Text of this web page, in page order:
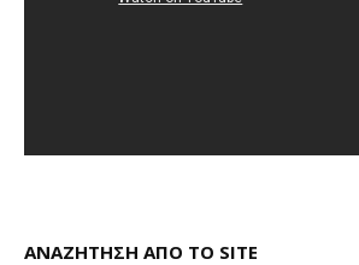
ΑΝΑΖΗΤΗΣΗ ΑΠΟ ΤΟ SITE